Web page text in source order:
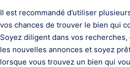
Il est recommandé d’utiliser
vos chances de trouver le bien qui
Soyez diligent dans vos
les nouvelles annonces et soyez
lorsque vous trouvez un bien qui